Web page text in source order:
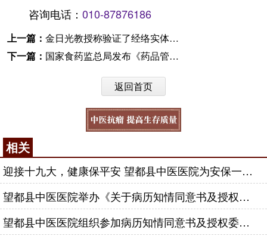
咨询电话： 010-87876186
上一篇： 金日光教授称验证了经络实体的客观存在
下一篇： 国家食药监总局发布《药品管理法》修正案（草案征求意见稿）
返回首页
相关
迎接十九大，健康保平安 望都县中医医院为安保一线民警解压
望都县中医医院举办《关于病历知情同意书及授权委托书签署的相关问题》培训班
望都县中医医院组织参加病历知情同意书及授权委托书签署的相关问题培训班